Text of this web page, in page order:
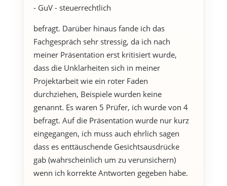
- GuV - steuerrechtlich
befragt. Darüber hinaus fande ich das
Fachgespräch sehr stressig, da ich nach
meiner Präsentation erst kritisiert wurde,
dass die Unklarheiten sich in meiner
Projektarbeit wie ein roter Faden
durchziehen, Beispiele wurden keine
genannt. Es waren 5 Prüfer, ich wurde von 4
befragt. Auf die Präsentation wurde nur kurz
eingegangen, ich muss auch ehrlich sagen
dass es enttäuschende Gesichtsausdrücke
gab (wahrscheinlich um zu verunsichern)
wenn ich korrekte Antworten gegeben habe.